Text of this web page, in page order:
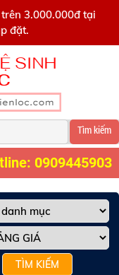
3.000.000đ tại
đặt.
Tìm kiếm
0909445903
TÌM KIẾM